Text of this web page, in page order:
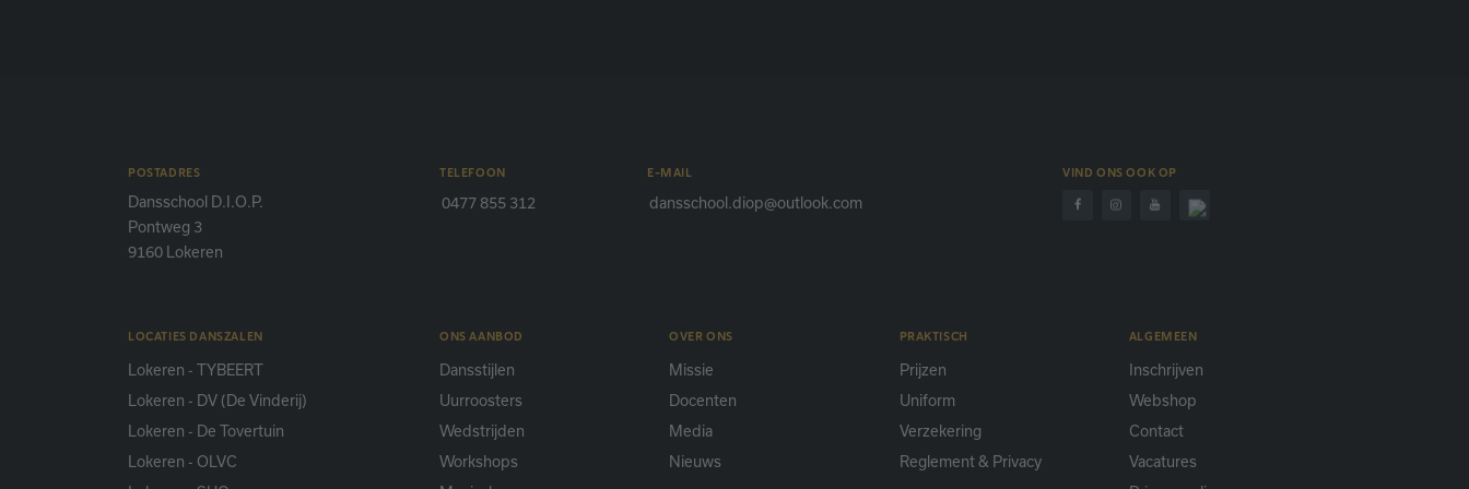
POSTADRES
Dansschool D.I.O.P.
Pontweg 3
9160 Lokeren
TELEFOON
0477 855 312
E-MAIL
dansschool.diop@outlook.com
VIND ONS OOK OP
LOCATIES DANSZALEN
Lokeren - TYBEERT
Lokeren - DV (De Vinderij)
Lokeren - De Tovertuin
Lokeren - OLVC
ONS AANBOD
Dansstijlen
Uurroosters
Wedstrijden
Workshops
OVER ONS
Missie
Docenten
Media
Nieuws
PRAKTISCH
Prijzen
Uniform
Verzekering
Reglement & Privacy
ALGEMEEN
Inschrijven
Webshop
Contact
Vacatures